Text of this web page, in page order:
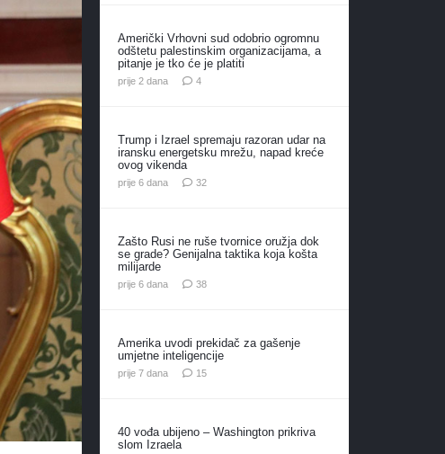
Američki Vrhovni sud odobrio ogromnu
odštetu palestinskim organizacijama, a
pitanje je tko će je platiti
prije 2 dana 4komentara
Trump i Izrael spremaju razoran udar na
iransku energetsku mrežu, napad kreće
ovog vikenda
prije 6 dana 32komentara
Zašto Rusi ne ruše tvornice oružja dok
se grade? Genijalna taktika koja košta
milijarde
prije 6 dana 38komentara
Amerika uvodi prekidač za gašenje
umjetne inteligencije
prije 7 dana 15komentara
40 vođa ubijeno – Washington prikriva
slom Izraela